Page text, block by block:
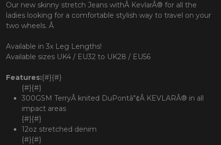
Our new skinny stretch Jeans withÂ KevlarÂ® for all the
ladies looking for a comfortable stylish way to travel on your
two wheels. Â
Available in 3x Leg Lengths!
Available sizes UK4 / EU32 to UK28 / EU56
Features:{#}{#}
{#}{#}
300GSM TerryÂ knited DuPontâ"¢Â KEVLARÂ® in all
impact areas
{#}{#}
12oz stretched denim
{#}{#}